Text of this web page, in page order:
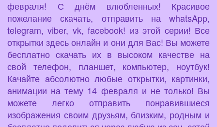
февраля! С днём влюбленных! Красивое
пожелание скачать, отправить на whatsApp,
telegram, viber, vk, facebook! из этой серии! Все
открытки здесь онлайн и они для Вас! Вы можете
бесплатно скачать их в высоком качестве на
свой телефон, планшет, компьютер, ноутбук!
Качайте абсолютно любые открытки, картинки,
анимации на тему 14 февраля и не только! Вы
можете легко отправить понравившиеся
изображения своим друзьям, близким, родным и